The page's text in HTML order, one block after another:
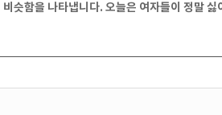
슷함을 나타냅니다. 오늘은 여자들이 정말